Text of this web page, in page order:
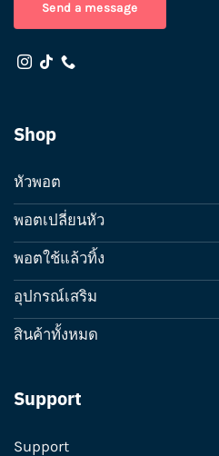
Send a message
Shop
หัวพอต
พอตเปลี่ยนหัว
พอตใช้แล้วทิ้ง
อุปกรณ์เสริม
สินค้าทั้งหมด
Support
Support